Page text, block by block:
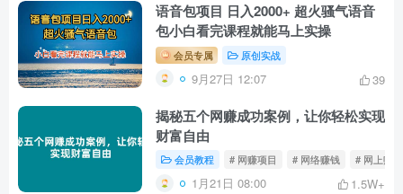
语音包项目 日入2000+ 超火骚气语音
包小白看完课程就能马上实操
会员专属 原创实战
9月27日 12:07 39
揭秘五个网赚成功案例，让你轻松实现
财富自由
会员教程 # 网赚项目 # 网络赚钱 # 网上赚钱
1月21日 08:00 1.5W+